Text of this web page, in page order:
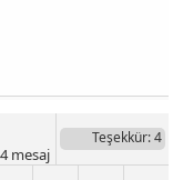
Teşekkür: 4
mesaj